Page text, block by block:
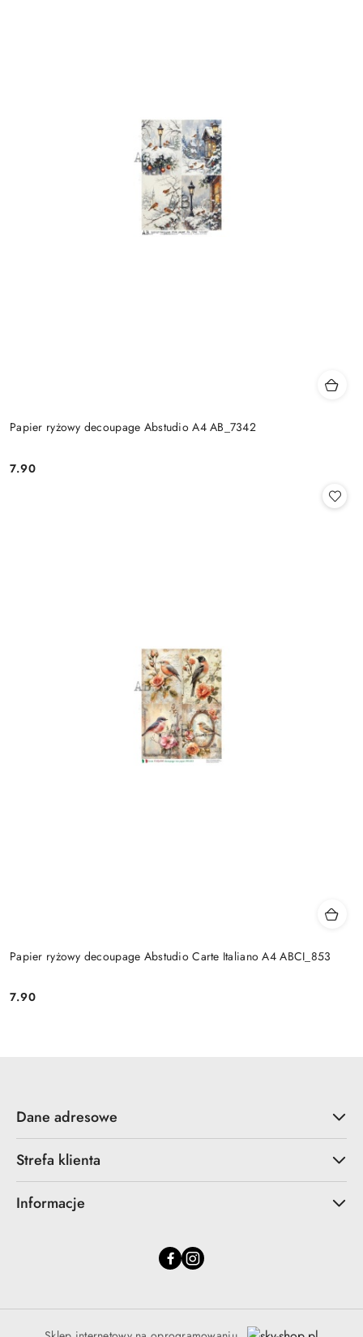
Papier ryżowy decoupage Abstudio A4 AB_7342
Cena:
7.90
Papier ryżowy decoupage Abstudio Carte Italiano A4 ABCI_853
Cena:
7.90
Dane adresowe
Strefa klienta
Informacje